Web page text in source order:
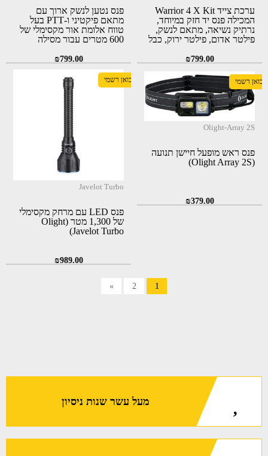
ערכת צייד Warrior 4 X Kit
המכילה פנס יד חזק במיוחד,
נרתיק נשיאה, מתאם לנשק,
פילטר אדום, פילטר ירוק, כבל
₪799.00
פנס נטען לנשק ארוך עם
מתאם פיקטיני ו-PTT בעל
טווח אלומת אור מקסימלי של
600 מטרים עבור מסילה
₪799.00
יבואן רשמי
Olight-Array 2S
פנס ראש מופעל חיישן תנועה
(Olight Array 2S)
₪379.00
יבואן רשמי
Javelot Turbo
פנס LED עם מרחק מקסימלי
של 1,300 מטר (Olight
Javelot Turbo)
₪989.00
1
2
»
מעל עשר שנות ניסיון